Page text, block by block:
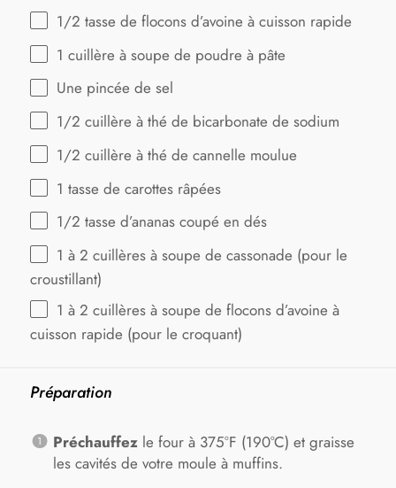
1/2 tasse de flocons d’avoine à cuisson rapide
1 cuillère à soupe de poudre à pâte
Une pincée de sel
1/2 cuillère à thé de bicarbonate de sodium
1/2 cuillère à thé de cannelle moulue
1 tasse de carottes râpées
1/2 tasse d’ananas coupé en dés
1 à 2 cuillères à soupe de cassonade (pour le
croustillant)
1 à 2 cuillères à soupe de flocons d’avoine à
cuisson rapide (pour le croquant)
Préparation
Préchauffezle four à 375°F (190°C) et graisse
les cavités de votre moule à muffins.